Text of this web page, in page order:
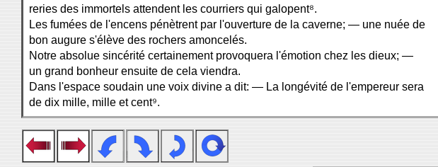
reries des immortels attendent les courriers qui galopent⁸.
Les fumées de l'encens pénètrent par l'ouverture de la caverne; — une nuée de
bon augure s'élève des rochers amoncelés.
Notre absolue sincérité certainement provoquera l'émotion chez les dieux; —
un grand bonheur ensuite de cela viendra.
Dans l'espace soudain une voix divine a dit: — La longévité de l'empereur sera
de dix mille, mille et cent⁹.